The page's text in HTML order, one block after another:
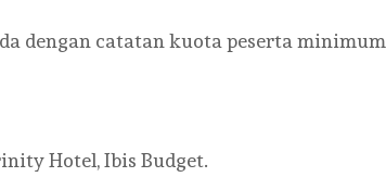
dengan catatan kuota peserta minimum
Hotel, Ibis Budget.